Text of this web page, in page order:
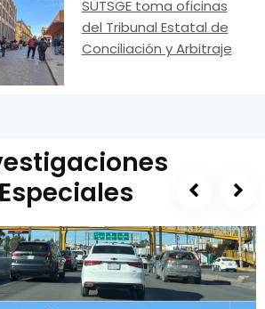
SUTSGE toma oficinas
del Tribunal Estatal de
Conciliación y Arbitraje
Especiales